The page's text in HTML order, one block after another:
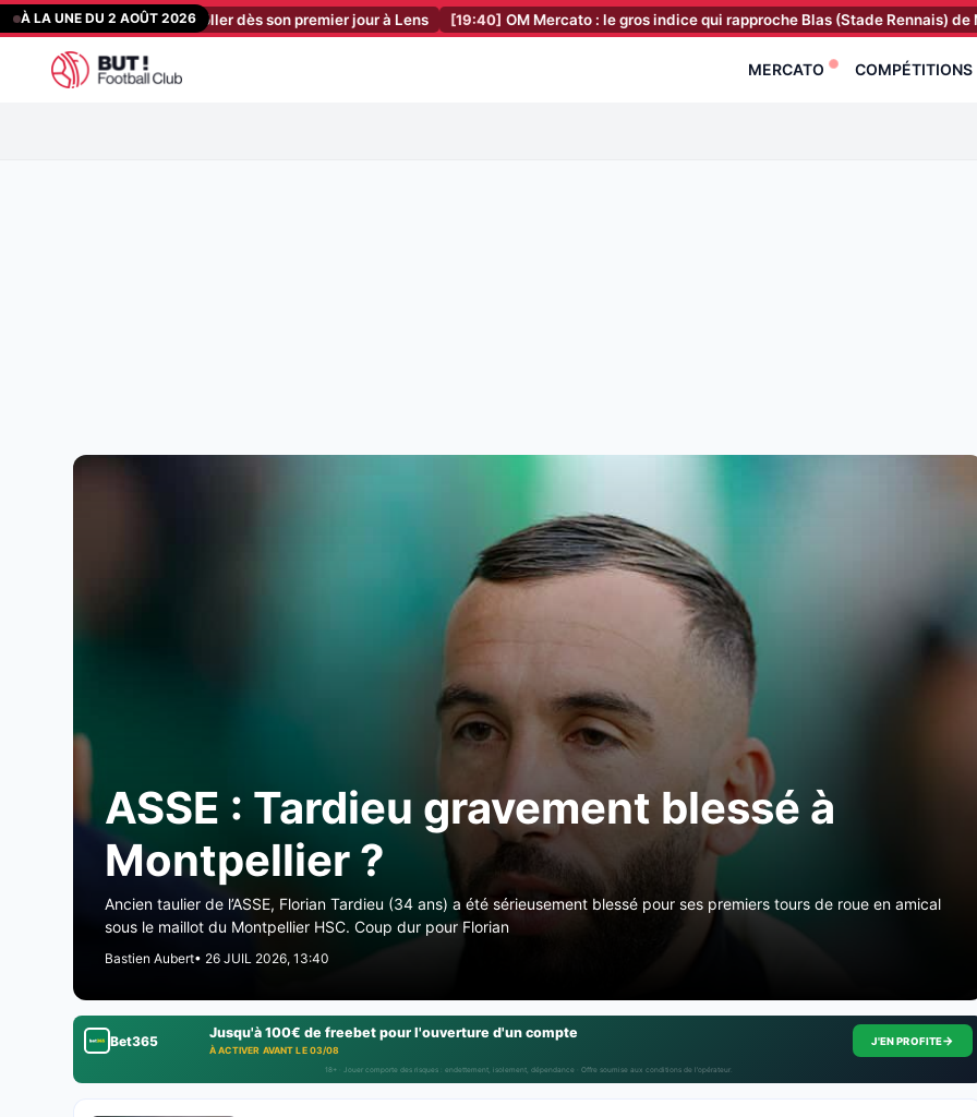
Aller
au
contenu
À LA UNE DU 2 AOÛT 2026
de Dino Toppmöller dès son premier jour à Lens [19:40] OM Mercato : le gros indice qui rapproche Blas (Stade Rennais) de Marseille
MERCATO COMPÉTITIONS
ASSE : Tardieu gravement blessé à
Montpellier ?
Ancien taulier de l’ASSE, Florian Tardieu (34 ans) a été sérieusement blessé pour ses premiers tours de roue en amical
sous le maillot du Montpellier HSC. Coup dur pour Florian
Bastien Aubert• 26 JUIL 2026, 13:40
Bet365 Jusqu'à 100€ de freebet pour l'ouverture d'un compte
À ACTIVER AVANT LE 03/08
J'EN PROFITE→
18+ · Jouer comporte des risques : endettement, isolement, dépendance · Offre soumise aux conditions de l’opérateur.